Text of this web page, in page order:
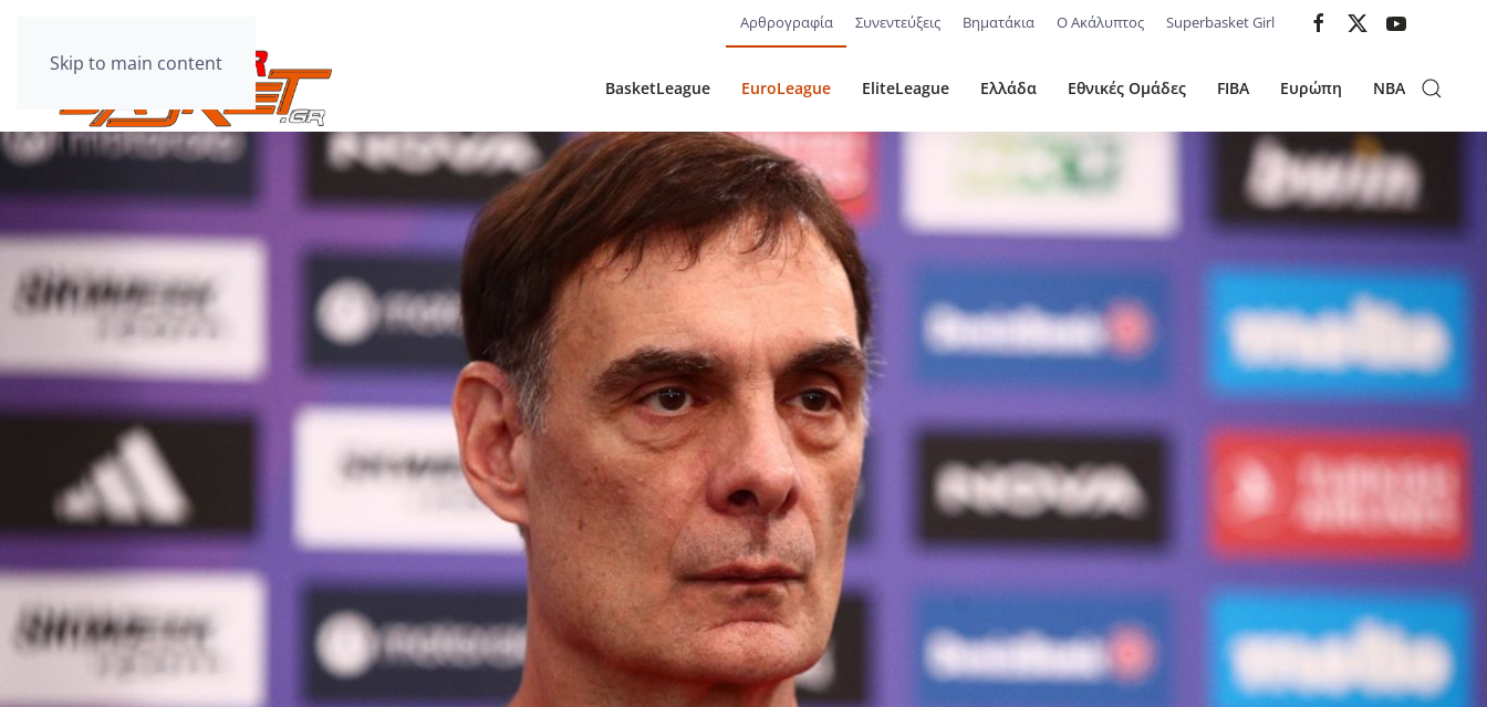
Skip to main content
Αρθρογραφία Συνεντεύξεις Βηματάκια Ο Ακάλυπτος Superbasket Girl
BasketLeague EuroLeague EliteLeague Ελλάδα Εθνικές Ομάδες FIBA Ευρώπη NBA